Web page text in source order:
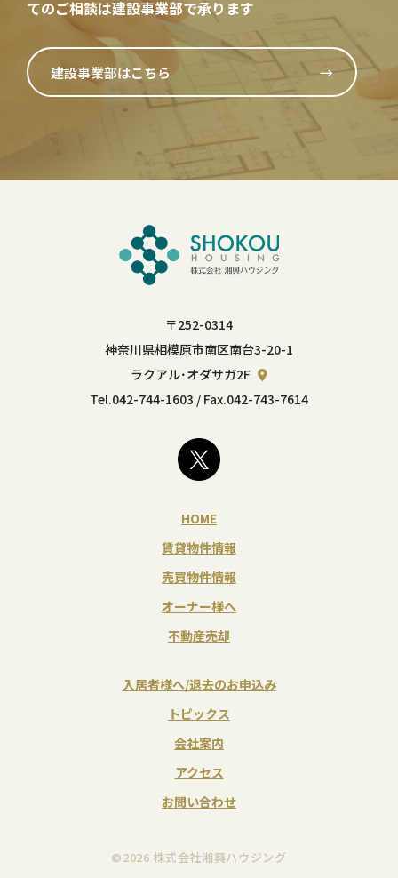
てのご相談は建設事業部で承ります
建設事業部はこちら →
〒252-0314
神奈川県相模原市南区南台3-20-1
ラクアル･オダサガ2F
Tel.042-744-1603 / Fax.042-743-7614
HOME
賃貸物件情報
売買物件情報
オーナー様へ
不動産売却
入居者様へ/退去のお申込み
トピックス
会社案内
アクセス
お問い合わせ
©2026 株式会社湘興ハウジング